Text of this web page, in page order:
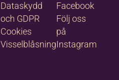
Dataskydd
och GDPR
Cookies
Visselblåsning
Facebook
Följ oss
på
Instagram